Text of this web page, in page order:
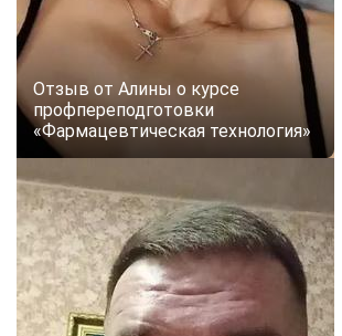
Отзыв от Алины о курсе
профпереподготовки
«Фармацевтическая технология»